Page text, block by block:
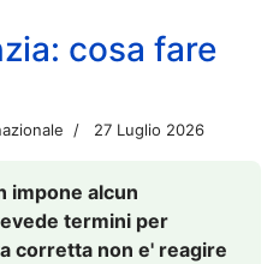
cosa fare
27 Luglio 2026
impone alcun
termini per
corretta non e' reagire